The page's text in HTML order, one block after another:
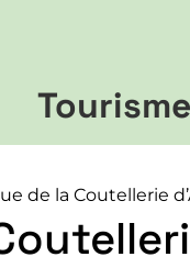
de la Coutellerie